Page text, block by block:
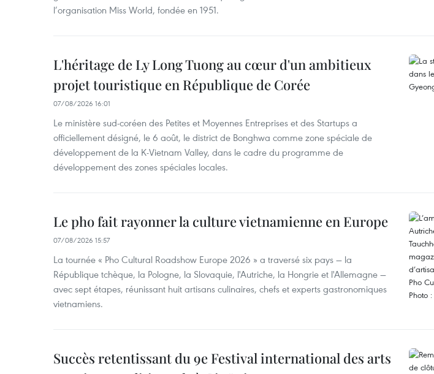
l’organisation Miss World, fondée en 1951.
L'héritage de Ly Long Tuong au cœur d'un ambitieux
projet touristique en République de Corée
07/08/2026 16:01
Le ministère sud-coréen des Petites et Moyennes Entreprises et des Startups a
officiellement désigné, le 6 août, le district de Bonghwa comme zone spéciale de
développement de la K-Vietnam Valley, dans le cadre du programme de
développement des zones spéciales locales.
Le pho fait rayonner la culture vietnamienne en Europe
07/08/2026 15:57
La tournée « Pho Cultural Roadshow Europe 2026 » a traversé six pays — la
République tchèque, la Pologne, la Slovaquie, l'Autriche, la Hongrie et l'Allemagne —
avec sept étapes, réunissant huit artisans culinaires, chefs et experts gastronomiques
vietnamiens.
Succès retentissant du 9e Festival international des arts